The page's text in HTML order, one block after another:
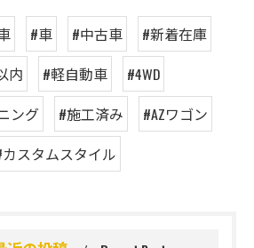
#車 #中古車
#新着在庫
内
#軽自動車
#4WD
ング
#施工済み
#AZワゴン
スタムスタイル